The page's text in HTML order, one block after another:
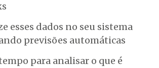
esses dados no seu sistema
previsões automáticas
para analisar o que é